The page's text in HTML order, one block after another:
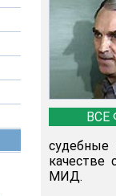
ВСЕ
судебные
качестве
МИД.